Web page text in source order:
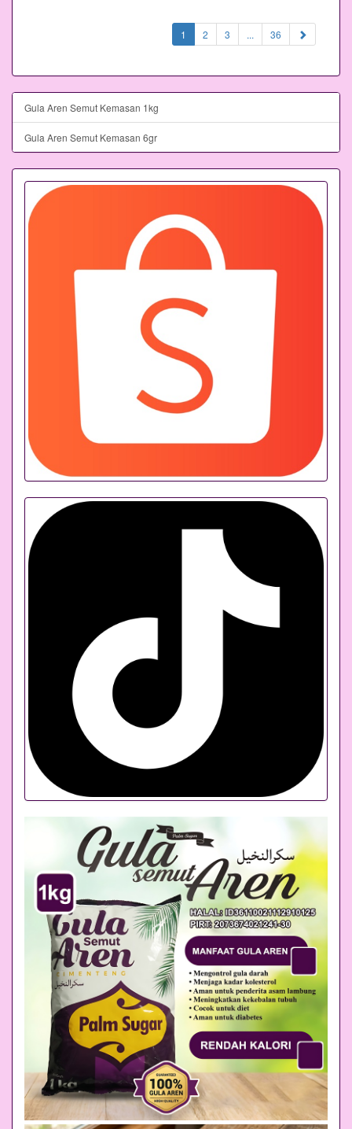
1 (current)
2 3 ... 36
Gula Aren Semut Kemasan 1kg
Gula Aren Semut Kemasan 6gr